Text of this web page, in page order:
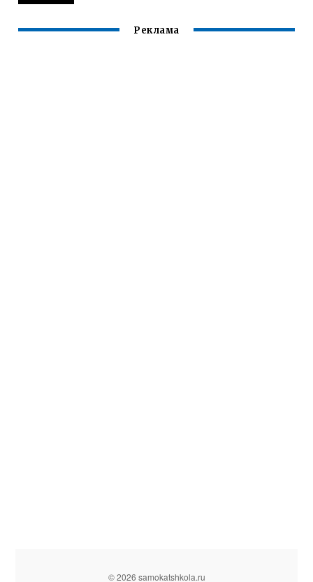
Реклама
© 2026 samokatshkola.ru